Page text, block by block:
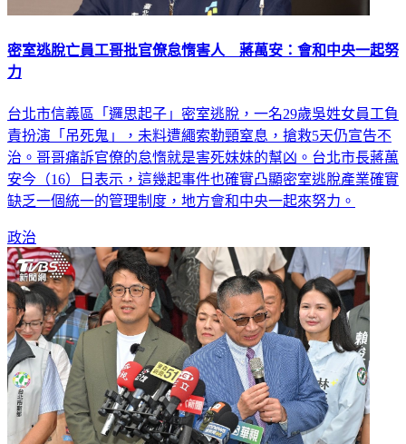
密室逃脫亡員工哥批官僚怠惰害人 蔣萬安：會和中央一起努
力
台北市信義區「邏思起子」密室逃脫，一名29歲吳姓女員工負
責扮演「吊死鬼」，未料遭繩索勒頸窒息，搶救5天仍宣告不
治。哥哥痛訴官僚的怠惰就是害死妹妹的幫凶。台北市長蔣萬
安今（16）日表示，這幾起事件也確實凸顯密室逃脫產業確實
缺乏一個統一的管理制度，地方會和中央一起來努力。
政治